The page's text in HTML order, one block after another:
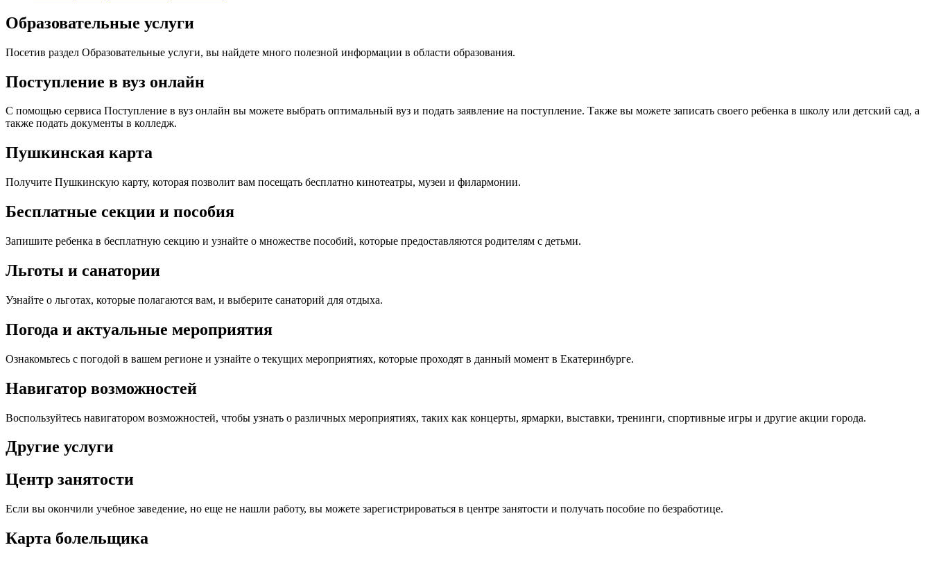
Образовательные услуги
Посетив раздел Образовательные услуги, вы найдете много полезной информации в области образования.
Поступление в вуз онлайн
С помощью сервиса Поступление в вуз онлайн вы можете выбрать оптимальный вуз и подать заявление на поступление. Также вы можете записать своего ребенка в школу или детский сад, а
также подать документы в колледж.
Пушкинская карта
Получите Пушкинскую карту, которая позволит вам посещать бесплатно кинотеатры, музеи и филармонии.
Бесплатные секции и пособия
Запишите ребенка в бесплатную секцию и узнайте о множестве пособий, которые предоставляются родителям с детьми.
Льготы и санатории
Узнайте о льготах, которые полагаются вам, и выберите санаторий для отдыха.
Погода и актуальные мероприятия
Ознакомьтесь с погодой в вашем регионе и узнайте о текущих мероприятиях, которые проходят в данный момент в Екатеринбурге.
Навигатор возможностей
Воспользуйтесь навигатором возможностей, чтобы узнать о различных мероприятиях, таких как концерты, ярмарки, выставки, тренинги, спортивные игры и другие акции города.
Другие услуги
Центр занятости
Если вы окончили учебное заведение, но еще не нашли работу, вы можете зарегистрироваться в центре занятости и получать пособие по безработице.
Карта болельщика